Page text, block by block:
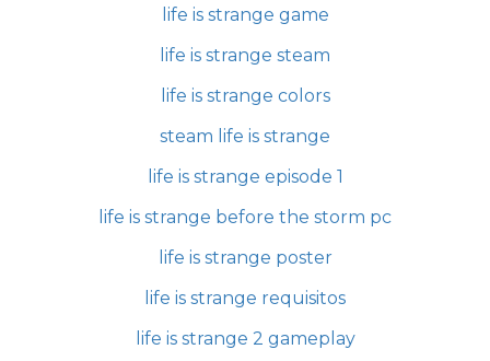
life is strange game
life is strange steam
life is strange colors
steam life is strange
life is strange episode 1
life is strange before the storm pc
life is strange poster
life is strange requisitos
life is strange 2 gameplay